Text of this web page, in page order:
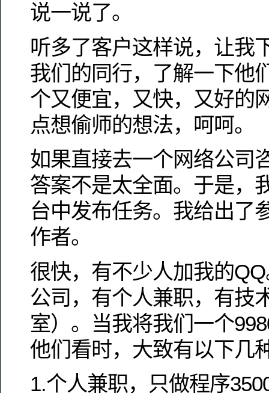
说一说了。
听多了客户这样说，让我
我们的同行，了解一下他
个又便宜，又快，又好的
点想偷师的想法，呵呵。
如果直接去一个网络公司
答案不是太全面。于是，
台中发布任务。我给出了
作者。
很快，有不少人加我的
公司，有个人兼职，有技
室）。当我将我们一个
他们看时，大致有以下几
1.个人兼职，只做程序